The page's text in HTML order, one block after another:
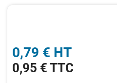
0,79 € HT
0,95 € TTC